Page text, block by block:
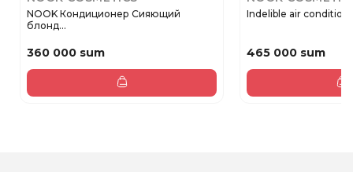
NOOK Кондиционер Сияющий
блонд...
360 000 sum
Indelible air
465 000 sum